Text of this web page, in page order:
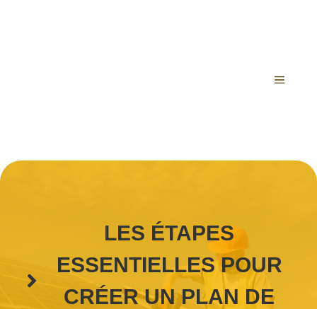
MENU
LES ÉTAPES
ESSENTIELLES POUR
CRÉER UN PLAN DE